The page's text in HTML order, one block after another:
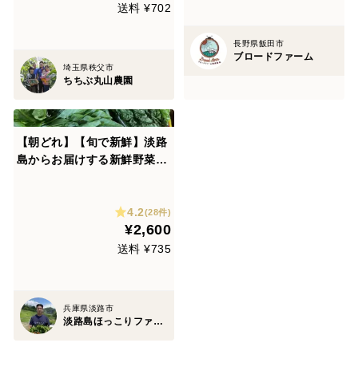
送料 ¥702
埼玉県秩父市
ちちぶ丸山農園
長野県飯田市
ブロードファーム
【朝どれ】【旬で新鮮】淡路
島からお届けする新鮮野菜セ
4.2(28件)
¥2,600
送料 ¥735
兵庫県淡路市
淡路島ほっこりファーム